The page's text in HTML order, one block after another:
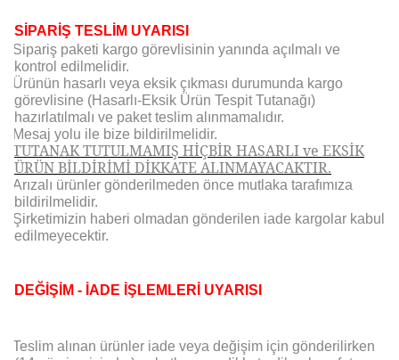
SİPARİŞ TESLİM UYARISI
Sipariş paketi kargo görevlisinin yanında açılmalı ve
kontrol edilmelidir.
Ürünün hasarlı veya eksik çıkması durumunda kargo
görevlisine (Hasarlı-Eksik Ürün Tespit Tutanağı)
hazırlatılmalı ve paket teslim alınmamalıdır.
Mesaj yolu ile bize bildirilmelidir.
TUTANAK TUTULMAMIŞ HİÇBİR HASARLI ve EKSİK
ÜRÜN BİLDİRİMİ DİKKATE ALINMAYACAKTIR.
Arızalı ürünler gönderilmeden önce mutlaka tarafımıza
bildirilmelidir.
Şirketimizin haberi olmadan gönderilen iade kargolar kabul
edilmeyecektir.
DEĞİŞİM - İADE İŞLEMLERİ UYARISI
Teslim alınan ürünler iade veya değişim için gönderilirken